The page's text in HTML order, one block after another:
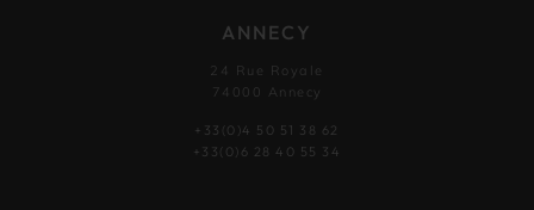
ANNECY
24 Rue Royale
74000 Annecy
+33(0)4 50 51 38 62
+33(0)6 28 40 55 34